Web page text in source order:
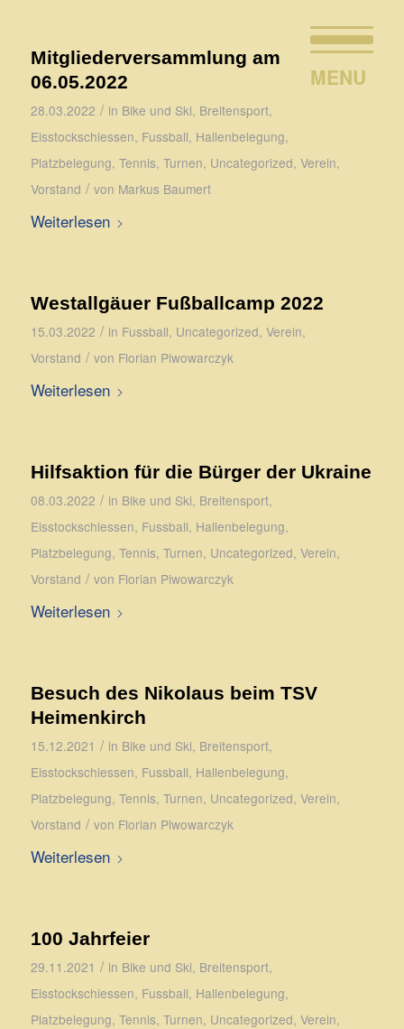
Mitgliederversammlung am
06.05.2022
28.03.2022 / in Bike und Ski, Breitensport,
Eisstockschiessen, Fussball, Hallenbelegung,
Platzbelegung, Tennis, Turnen, Uncategorized, Verein,
Vorstand / von Markus Baumert
Weiterlesen
Westallgäuer Fußballcamp 2022
15.03.2022 / in Fussball, Uncategorized, Verein,
Vorstand / von Florian Piwowarczyk
Weiterlesen
Hilfsaktion für die Bürger der Ukraine
08.03.2022 / in Bike und Ski, Breitensport,
Eisstockschiessen, Fussball, Hallenbelegung,
Platzbelegung, Tennis, Turnen, Uncategorized, Verein,
Vorstand / von Florian Piwowarczyk
Weiterlesen
Besuch des Nikolaus beim TSV
Heimenkirch
15.12.2021 / in Bike und Ski, Breitensport,
Eisstockschiessen, Fussball, Hallenbelegung,
Platzbelegung, Tennis, Turnen, Uncategorized, Verein,
Vorstand / von Florian Piwowarczyk
Weiterlesen
100 Jahrfeier
29.11.2021 / in Bike und Ski, Breitensport,
Eisstockschiessen, Fussball, Hallenbelegung,
Platzbelegung, Tennis, Turnen, Uncategorized, Verein,